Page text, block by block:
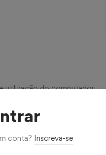
utilização do computador,
básicos no uso do
que estará sempre
de chat.
conta? Inscreva-se